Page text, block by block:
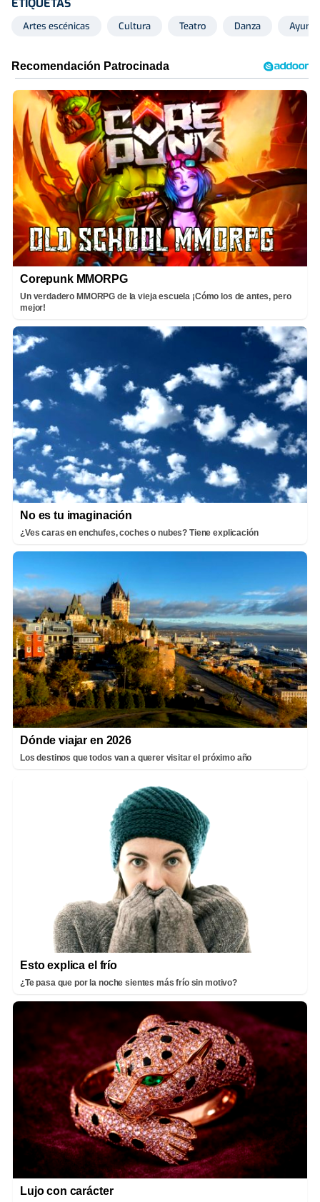
Artes escénicas Cultura Teatro Danza
Corepunk MMORPG
Un verdadero MMORPG de la vieja escuela ¡Cómo los de antes, pero
mejor!
No es tu imaginación
¿Ves caras en enchufes, coches o nubes? Tiene explicación
Dónde viajar en 2026
Los destinos que todos van a querer visitar el próximo año
Esto explica el frío
¿Te pasa que por la noche sientes más frío sin motivo?
Lujo con carácter